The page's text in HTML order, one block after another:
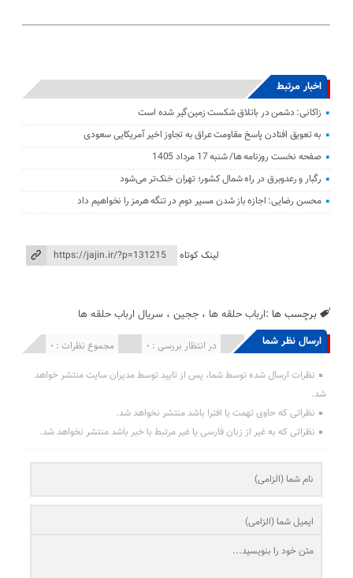
اخبار مرتبط
زاکانی: دشمن در باتلاق شکست زمین‌گیر شده است
به تعویق افتادن پاسخ مقاومت عراق به تجاوز اخیر آمریکایی سعودی
صفحه نخست روزنامه ها/ شنبه 17 مرداد 1405
رگبار و رعدوبرق در راه شمال کشور؛ تهران خنک‌تر می‌شود
محسن رضایی: اجازه باز شدن مسیر دوم در تنگه هرمز را نخواهیم داد
لینک کوتاه
برچسب ها :ارباب حلقه ها ،ججین ،سریال ارباب حلقه ها
ارسال نظر شما مجموع نظرات : 0 در انتظار بررسی : 0 انتشار یافته : 0
نظرات ارسال شده توسط شما، پس از تایید توسط مدیران سایت منتشر خواهد
شد.
نظراتی که حاوی تهمت یا افترا باشد منتشر نخواهد شد.
نظراتی که به غیر از زبان فارسی یا غیر مرتبط با خبر باشد منتشر نخواهد شد.